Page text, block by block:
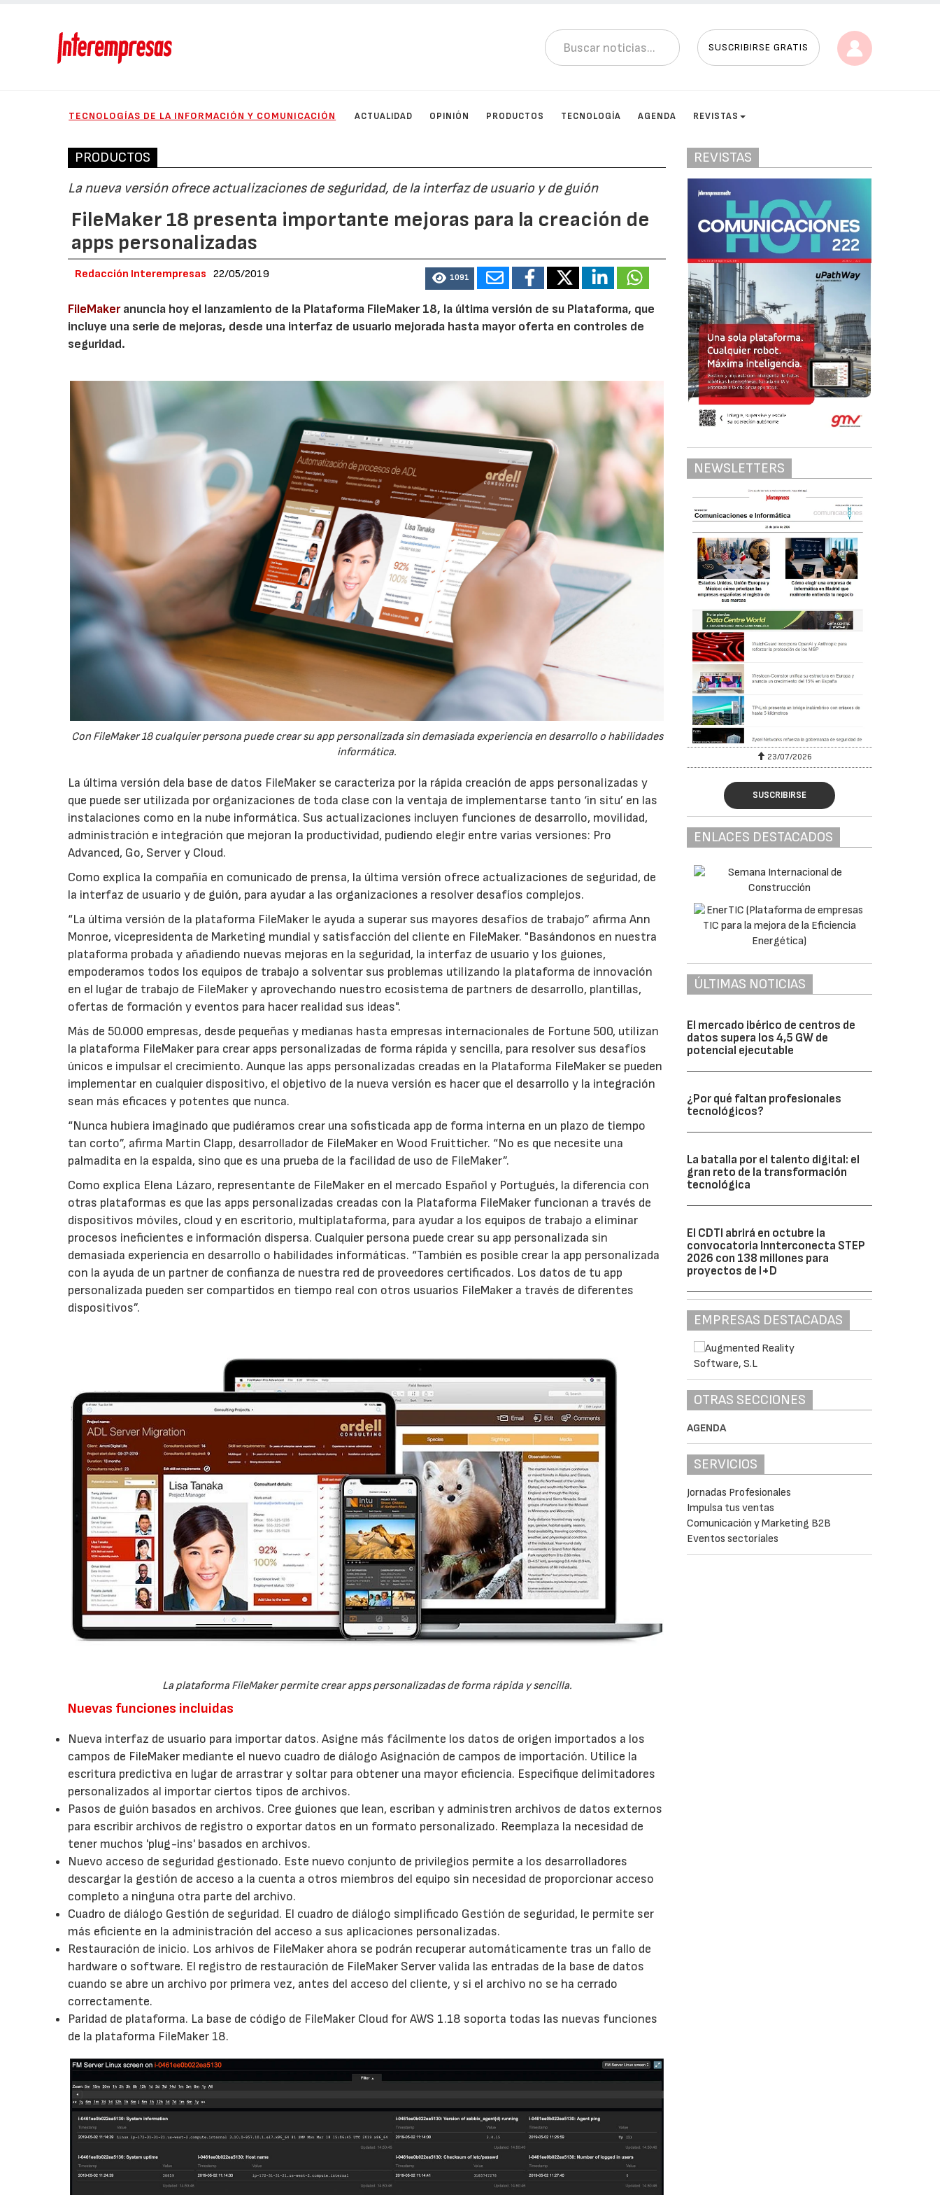
SUSCRIBIRSE GRATIS
TECNOLOGÍAS DE LA INFORMACIÓN Y COMUNICACIÓN ACTUALIDAD OPINIÓN PRODUCTOS TECNOLOGÍA AGENDA REVISTAS
PRODUCTOS
La nueva versión ofrece actualizaciones de seguridad, de la interfaz de usuario y de guión
FileMaker 18 presenta importante mejoras para la creación de
apps personalizadas
Redacción Interempresas 22/05/2019 1091
FileMakeranuncia hoy el lanzamiento de la Plataforma FileMaker 18, la última versión de su Plataforma, que
incluye una serie de mejoras, desde una interfaz de usuario mejorada hasta mayor oferta en controles de
seguridad.
Con FileMaker 18 cualquier persona puede crear su app personalizada sin demasiada experiencia en desarrollo o habilidades
informática.
La última versión dela base de datos FileMaker se caracteriza por la rápida creación de apps personalizadas y
que puede ser utilizada por organizaciones de toda clase con la ventaja de implementarse tanto ‘in situ’ en las
instalaciones como en la nube informática. Sus actualizaciones incluyen funciones de desarrollo, movilidad,
administración e integración que mejoran la productividad, pudiendo elegir entre varias versiones: Pro
Advanced, Go, Server y Cloud.
Como explica la compañía en comunicado de prensa, la última versión ofrece actualizaciones de seguridad, de
la interfaz de usuario y de guión, para ayudar a las organizaciones a resolver desafíos complejos.
“La última versión de la plataforma FileMaker le ayuda a superar sus mayores desafíos de trabajo” afirma Ann
Monroe, vicepresidenta de Marketing mundial y satisfacción del cliente en FileMaker. "Basándonos en nuestra
plataforma probada y añadiendo nuevas mejoras en la seguridad, la interfaz de usuario y los guiones,
empoderamos todos los equipos de trabajo a solventar sus problemas utilizando la plataforma de innovación
en el lugar de trabajo de FileMaker y aprovechando nuestro ecosistema de partners de desarrollo, plantillas,
ofertas de formación y eventos para hacer realidad sus ideas".
Más de 50.000 empresas, desde pequeñas y medianas hasta empresas internacionales de Fortune 500, utilizan
la plataforma FileMaker para crear apps personalizadas de forma rápida y sencilla, para resolver sus desafíos
únicos e impulsar el crecimiento. Aunque las apps personalizadas creadas en la Plataforma FileMaker se pueden
implementar en cualquier dispositivo, el objetivo de la nueva versión es hacer que el desarrollo y la integración
sean más eficaces y potentes que nunca.
“Nunca hubiera imaginado que pudiéramos crear una sofisticada app de forma interna en un plazo de tiempo
tan corto”, afirma Martin Clapp, desarrollador de FileMaker en Wood Fruitticher. “No es que necesite una
palmadita en la espalda, sino que es una prueba de la facilidad de uso de FileMaker”.
Como explica Elena Lázaro, representante de FileMaker en el mercado Español y Portugués, la diferencia con
otras plataformas es que las apps personalizadas creadas con la Plataforma FileMaker funcionan a través de
dispositivos móviles, cloud y en escritorio, multiplataforma, para ayudar a los equipos de trabajo a eliminar
procesos ineficientes e información dispersa. Cualquier persona puede crear su app personalizada sin
demasiada experiencia en desarrollo o habilidades informáticas. “También es posible crear la app personalizada
con la ayuda de un partner de confianza de nuestra red de proveedores certificados. Los datos de tu app
personalizada pueden ser compartidos en tiempo real con otros usuarios FileMaker a través de diferentes
dispositivos”.
La plataforma FileMaker permite crear apps personalizadas de forma rápida y sencilla.
Nuevas funciones incluidas
Nueva interfaz de usuario para importar datos. Asigne más fácilmente los datos de origen importados a los
campos de FileMaker mediante el nuevo cuadro de diálogo Asignación de campos de importación. Utilice la
escritura predictiva en lugar de arrastrar y soltar para obtener una mayor eficiencia. Especifique delimitadores
personalizados al importar ciertos tipos de archivos.
Pasos de guión basados en archivos. Cree guiones que lean, escriban y administren archivos de datos externos
para escribir archivos de registro o exportar datos en un formato personalizado. Reemplaza la necesidad de
tener muchos 'plug-ins' basados en archivos.
Nuevo acceso de seguridad gestionado. Este nuevo conjunto de privilegios permite a los desarrolladores
descargar la gestión de acceso a la cuenta a otros miembros del equipo sin necesidad de proporcionar acceso
completo a ninguna otra parte del archivo.
Cuadro de diálogo Gestión de seguridad. El cuadro de diálogo simplificado Gestión de seguridad, le permite ser
más eficiente en la administración del acceso a sus aplicaciones personalizadas.
Restauración de inicio. Los arhivos de FileMaker ahora se podrán recuperar automáticamente tras un fallo de
hardware o software. El registro de restauración de FileMaker Server valida las entradas de la base de datos
cuando se abre un archivo por primera vez, antes del acceso del cliente, y si el archivo no se ha cerrado
correctamente.
Paridad de plataforma. La base de código de FileMaker Cloud for AWS 1.18 soporta todas las nuevas funciones
de la plataforma FileMaker 18.
REVISTAS
NEWSLETTERS
23/07/2026 23/07/2026
SUSCRIBIRSE
ENLACES DESTACADOS
ÚLTIMAS NOTICIAS
El mercado ibérico de centros de
datos supera los 4,5 GW de
potencial ejecutable
¿Por qué faltan profesionales
tecnológicos?
La batalla por el talento digital: el
gran reto de la transformación
tecnológica
El CDTI abrirá en octubre la
convocatoria Innterconecta STEP
2026 con 138 millones para
proyectos de I+D
EMPRESAS DESTACADAS
OTRAS SECCIONES
AGENDA
SERVICIOS
Jornadas Profesionales
Impulsa tus ventas
Comunicación y Marketing B2B
Eventos sectoriales